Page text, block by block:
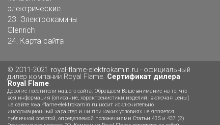
электрические
23. Электрокамины
Glenrich
24. Карта сайта
© 2011-2021 royal-flame-elektrokamin.ru - официальный
дилер компании Royal Flame. Сертификат дилера
Royal Flame.
Дорогие посетители нашего сайта: Обращаем Ваше внимание на то, что
вся информация (описание, характренистики изделий, включая цены)
на сайте royal-flame-elektrokamin.ru носит исключительно
информационный характер и ни при каких условиях не является
публичной офертой, определяемой положениями Статьи 435 и 437 (2)